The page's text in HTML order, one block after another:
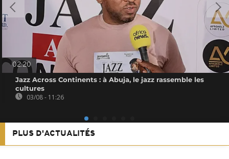
02:20
Jazz Across Continents : à Abuja, le jazz rassemble les
cultures
03/08 - 11:26
PLUS D'ACTUALITÉS